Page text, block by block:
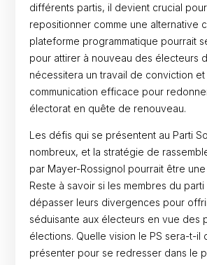
différents partis, il devient crucial
repositionner comme une alternative
plateforme programmatique pourrait
pour attirer à nouveau des électeurs
nécessitera un travail de conviction
communication efficace pour
électorat en quête de renouveau.
Les défis qui se présentent au Parti
nombreux, et la stratégie de
par Mayer-Rossignol pourrait être
Reste à savoir si les membres du parti
dépasser leurs divergences pour
séduisante aux électeurs en vue des
élections. Quelle vision le PS sera-t-il
présenter pour se redresser dans le